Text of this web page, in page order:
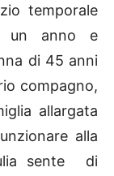
temporale
un anno e
di 45 anni
compagno,
allargata
alla
sente di